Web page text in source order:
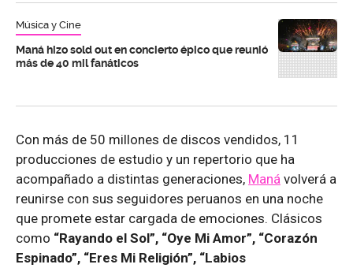
Música y Cine
Maná hizo sold out en concierto épico que reunió
más de 40 mil fanáticos
Con más de 50 millones de discos vendidos, 11
producciones de estudio y un repertorio que ha
acompañado a distintas generaciones, Maná volverá a
reunirse con sus seguidores peruanos en una noche
que promete estar cargada de emociones. Clásicos
como “Rayando el Sol”, “Oye Mi Amor”, “Corazón
Espinado”, “Eres Mi Religión”, “Labios